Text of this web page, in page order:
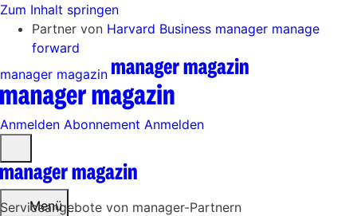
Zum Inhalt springen
Partner von Harvard Business manager manage
forward
manager magazin
Anmelden Abonnement Anmelden
öffnen
Menü
Serviceangebote von manager-Partnern